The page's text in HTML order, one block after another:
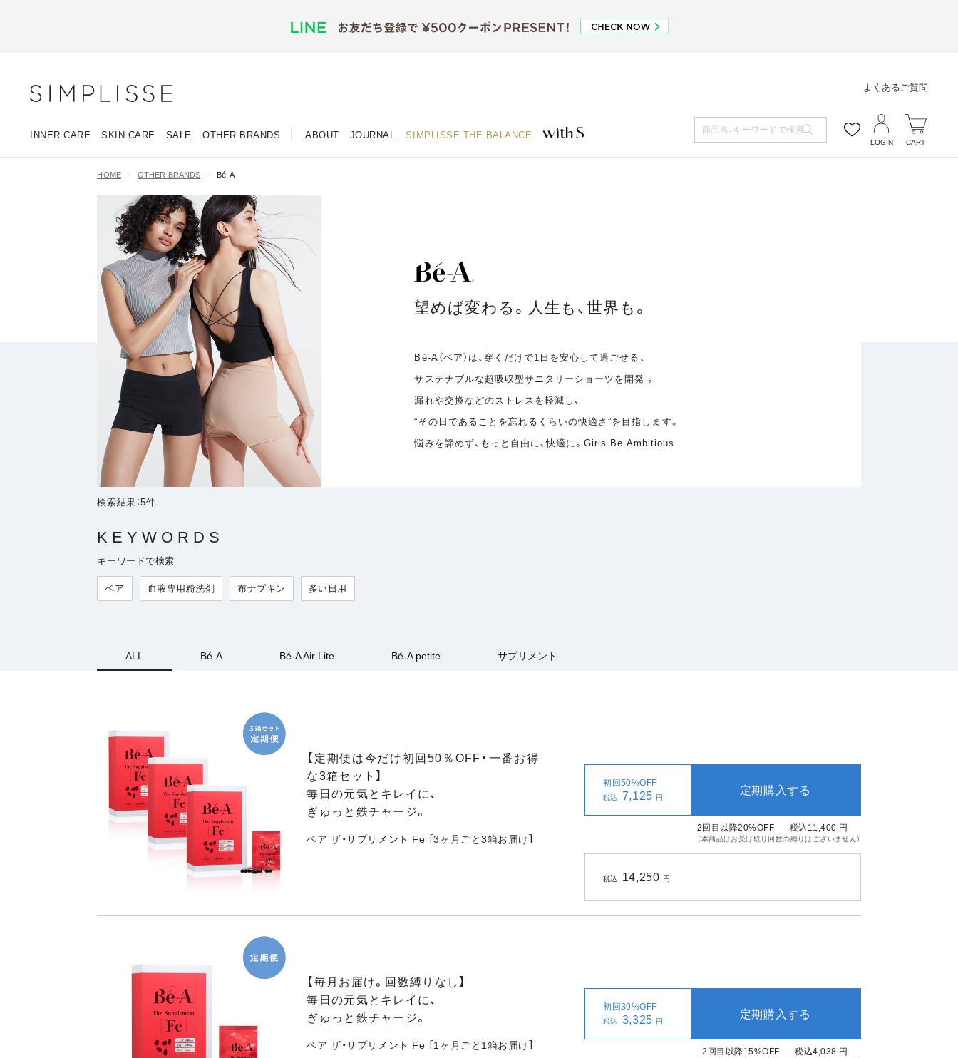
INNER CARE SKIN CARE SALE OTHER BRANDS ABOUT JOURNAL SIMPLISSE THE BALANCE
よくあるご質問
LOGIN CART
HOME OTHER BRANDS Bé-A
望めば変わる。人生も、世界も。
Bé-A（ベア）は、穿くだけで1日を安心して過ごせる、
サステナブルな超吸収型サニタリーショーツを開発 。
漏れや交換などのストレスを軽減し、
“その日であることを忘れるくらいの快適さ”を目指します。
悩みを諦めず、もっと自由に、快適に。Girls Be Ambitious
検索結果：5件
KEYWORDS
キーワードで検索
ベア 血液専用粉洗剤 布ナプキン 多い日用
ALL Bé-A Bé-A Air Lite Bé-A petite サプリメント
【定期便は今だけ初回50％OFF・一番お得
な3箱セット】
毎日の元気とキレイに、
ぎゅっと鉄チャージ。
ベア ザ・サプリメント Fe ［3ヶ月ごと3箱お届け］
初回50%OFF
税込 7,125 円
定期購入する
2回目以降20%OFF 税込11,400 円
（本商品はお受け取り回数の縛りはございません）
税込 14,250 円
【毎月お届け。回数縛りなし】
毎日の元気とキレイに、
ぎゅっと鉄チャージ。
ベア ザ・サプリメント Fe ［1ヶ月ごと1箱お届け］
初回30%OFF
税込 3,325 円
定期購入する
2回目以降15%OFF 税込4,038 円